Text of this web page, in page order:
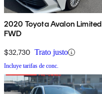
2020 Toyota Avalon Limited
FWD
$32,730 Trato justo
Incluye tarifas de conc.